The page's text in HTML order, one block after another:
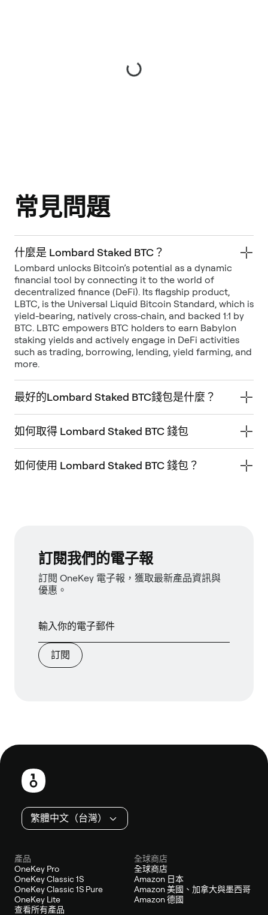
常見問題
什麼是 Lombard Staked BTC？
Lombard unlocks Bitcoin’s potential as a dynamic
financial tool by connecting it to the world of
decentralized finance (DeFi). Its flagship product,
LBTC, is the Universal Liquid Bitcoin Standard, which is
yield-bearing, natively cross-chain, and backed 1:1 by
BTC. LBTC empowers BTC holders to earn Babylon
staking yields and actively engage in DeFi activities
such as trading, borrowing, lending, yield farming, and
more.
最好的Lombard Staked BTC錢包是什麼？
如何取得 Lombard Staked BTC 錢包
如何使用 Lombard Staked BTC 錢包？
訂閱我們的電子報
訂閱 OneKey 電子報，獲取最新產品資訊與
優惠。
訂閱
頁
繁體中文（台灣）
產品
OneKey Pro
OneKey Classic 1S
OneKey Classic 1S Pure
OneKey Lite
查看所有產品
全球商店
全球商店
Amazon 日本
Amazon 美國、加拿大與墨西哥
Amazon 德國